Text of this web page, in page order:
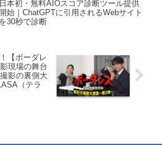
日本初・無料AIOスコア診断ツール提供
開始｜ChatGPTに引用されるWebサイト
を30秒で診断
【ボーダレ
現場の舞台
影の裏側大
（テラ